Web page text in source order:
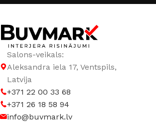
Salons-veikals:
Aleksandra iela 17, Ventspils,
Latvija
+371 22 00 33 68
+371 26 18 58 94
info@buvmark.lv